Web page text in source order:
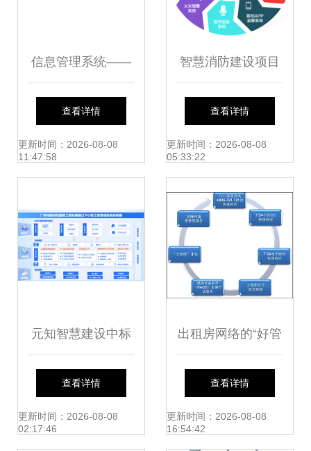
信息管理系统——
eShare 工程造价
咨询业务的价值与
查看详情
更新时间：2026-08-08
11:47:58
智慧消防建设项目
或（T市新开发
区）物联网消防远
价咨询业务分析
查看详情
更新时间：2026-08-08
05:33:22
元知智慧建设中标
广州市“临小工
程”项目，助力全市
查看详情
更新时间：2026-08-08
02:17:46
出租房网络的“好管
家”——艾泰HiPER
841网络安全解决
查看详情
更新时间：2026-08-08
16:54:42